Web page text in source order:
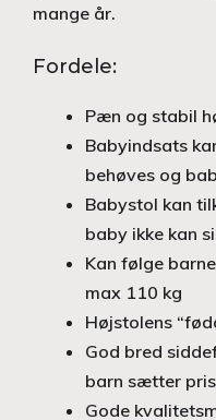
mange år.
Fordele:
Pæn og stabil
Babyindsats
behøves og
Babystol kan
baby ikke kan
Kan følge
max 110 kg
Højstolens
God bred
barn sætter
Gode